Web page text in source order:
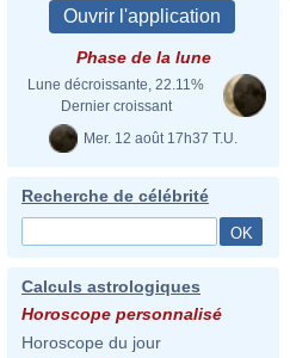
Phase de la lune
Lune décroissante, 22.11%
Dernier croissant
Mer. 12 août 17h37 T.U.
Recherche de célébrité
Calculs astrologiques
Horoscope personnalisé
Horoscope du jour